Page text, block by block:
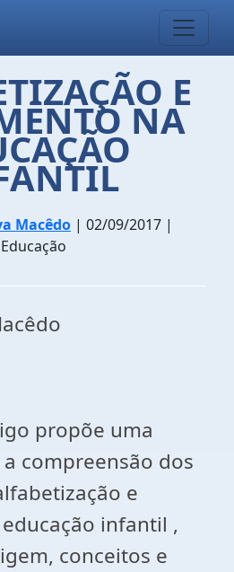
E
NA
Macêdo | 02/09/2017 |
Educação
propõe uma
compreensão dos
e
infantil ,
conceitos e